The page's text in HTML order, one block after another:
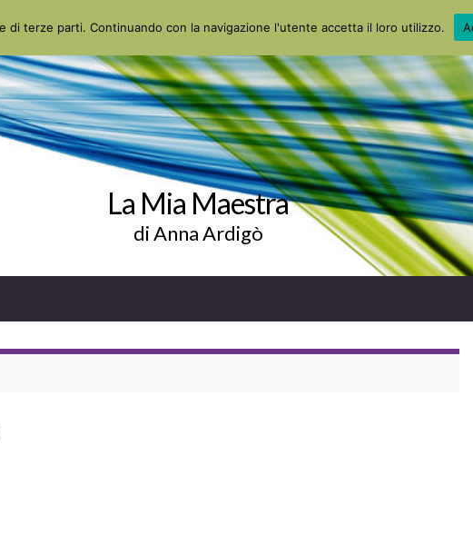
La Mia Maestra
di Anna Ardigò
di terze parti. Continuando con la navigazione l'utente accetta il loro utilizzo.